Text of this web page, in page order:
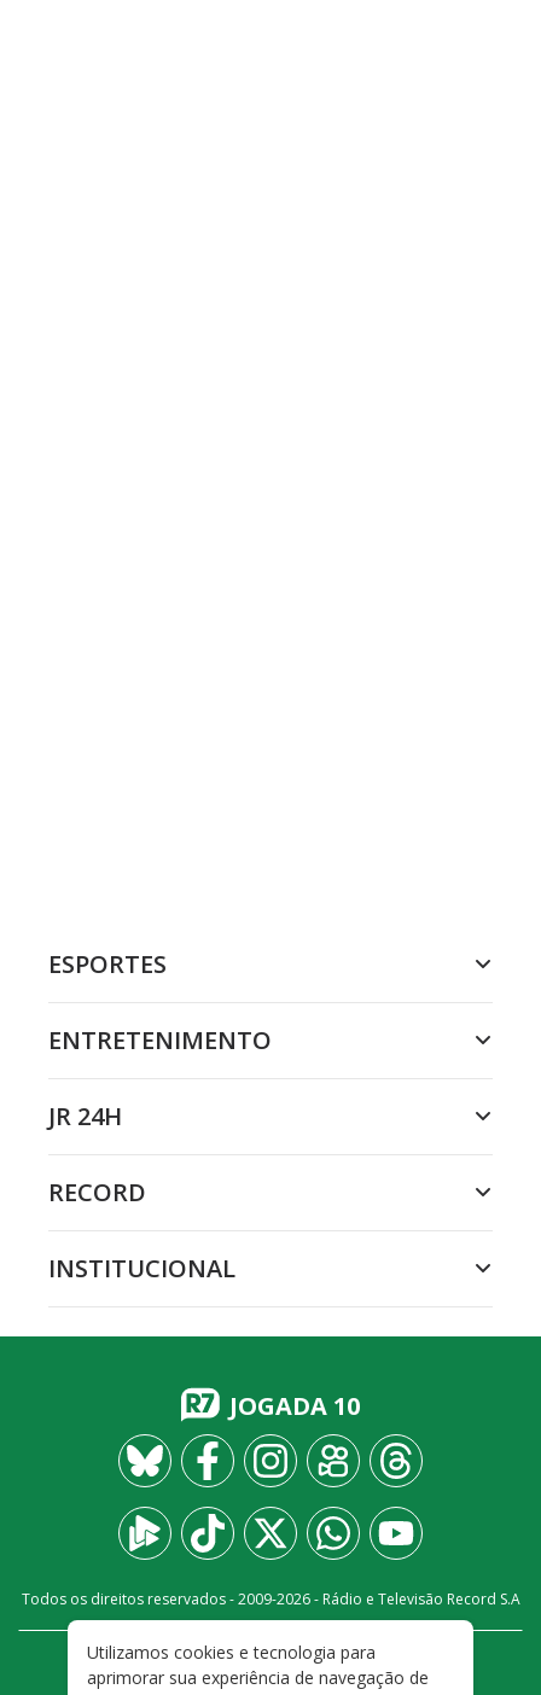
ESPORTES
ENTRETENIMENTO
JR 24H
RECORD
INSTITUCIONAL
JOGADA 10
Todos os direitos reservados - 2009-2026- Rádio e Televisão Record S.A
FALE CONOSCO
PRIVACIDADE
Utilizamos cookies e tecnologia para
aprimorar sua experiência de navegação de